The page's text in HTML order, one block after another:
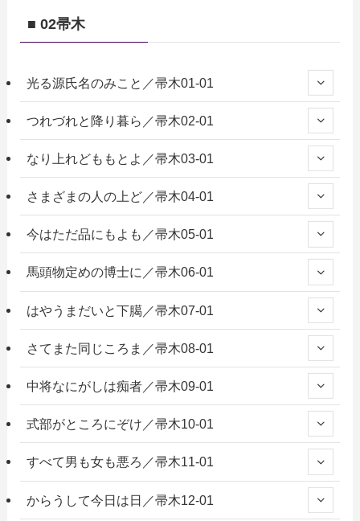
■ 02帚木
光る源氏名のみこと／帚木01-01
つれづれと降り暮ら／帚木02-01
なり上れどももとよ／帚木03-01
さまざまの人の上ど／帚木04-01
今はただ品にもよも／帚木05-01
馬頭物定めの博士に／帚木06-01
はやうまだいと下臈／帚木07-01
さてまた同じころま／帚木08-01
中将なにがしは痴者／帚木09-01
式部がところにぞけ／帚木10-01
すべて男も女も悪ろ／帚木11-01
からうして今日は日／帚木12-01